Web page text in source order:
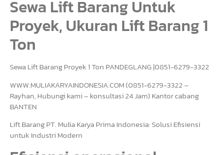
Sewa Lift Barang Untuk
Proyek, Ukuran Lift Barang 1
Ton
Sewa Lift Barang Proyek 1 Ton PANDEGLANG |0851-6279-3322
WWW.MULIAKARYAINDONESIA.COM (0851-6279-3322 –
Rayhan, Hubungi kami – konsultasi 24 Jam) Kantor cabang
BANTEN
Lift Barang PT. Mulia Karya Prima Indonesia: Solusi Efisiensi
untuk Industri Modern